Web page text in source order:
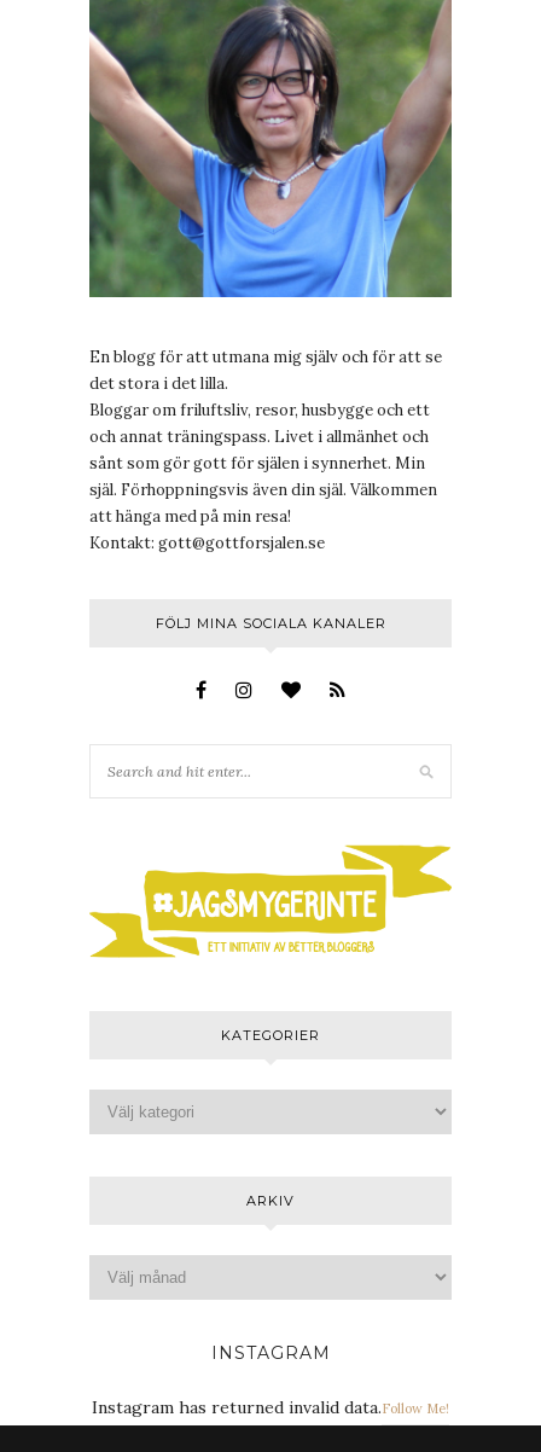
En blogg för att utmana mig själv och för att se
det stora i det lilla.
Bloggar om friluftsliv, resor, husbygge och ett
och annat träningspass. Livet i allmänhet och
sånt som gör gott för själen i synnerhet. Min
själ. Förhoppningsvis även din själ. Välkommen
att hänga med på min resa!
Kontakt: gott@gottforsjalen.se
FÖLJ MINA SOCIALA KANALER
KATEGORIER
ARKIV
INSTAGRAM
Instagram has returned invalid data.Follow Me!